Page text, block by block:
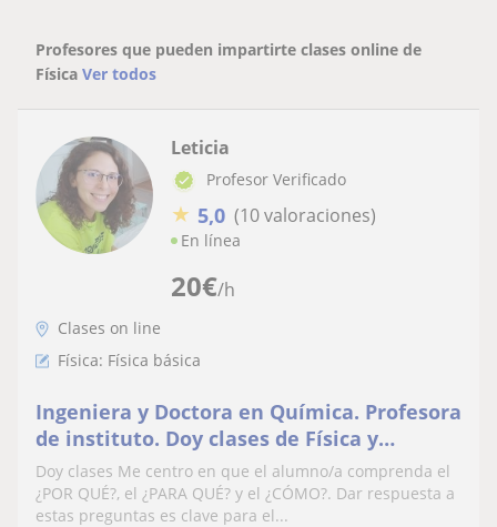
Profesores que pueden impartirte clases online de
Física Ver todos
20€/h
Leticia
Profesor Verificado
★ 5,0 (10 valoraciones)
En línea
Clases on line
Física: Física básica
Ingeniera y Doctora en Química. Profesora
de instituto. Doy clases de Física y
Química
Doy clases Me centro en que el alumno/a comprenda el
¿POR QUÉ?, el ¿PARA QUÉ? y el ¿CÓMO?. Dar respuesta a
estas preguntas es clave para el...